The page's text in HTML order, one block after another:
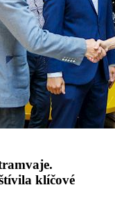
klíčové